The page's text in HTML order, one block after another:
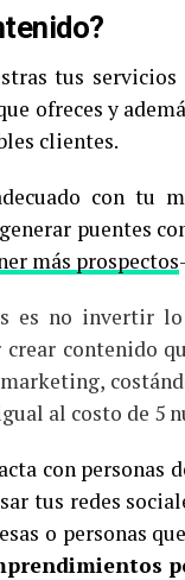
tus
ofreces y
clientes.
con tu
puentes
más prospectos
es no invertir
contenido
al costo de 5
con personas
tus redes
o personas